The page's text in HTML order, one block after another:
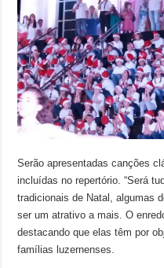
Serão apresentadas canções
incluídas no repertório. “Será
tradicionais de Natal, algumas
ser um atrativo a mais. O
destacando que elas têm por
famílias luzernenses.